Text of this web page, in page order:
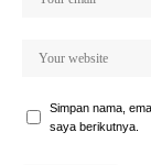
Simpan nama,
saya berikutnya.